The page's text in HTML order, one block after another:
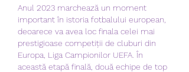
Anul 2023 marchează un moment
important în istoria fotbalului european,
deoarece va avea loc finala celei mai
prestigioase competiții de cluburi din
Europa, Liga Campionilor UEFA. În
această etapă finală, două echipe de top